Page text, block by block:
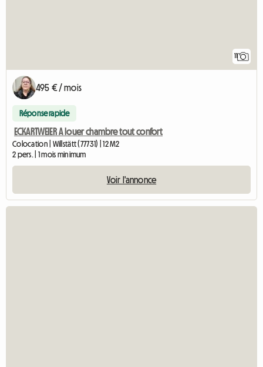
11
495 € / mois
Réponse rapide
ECKARTWEIER A louer chambre tout confort
Colocation | Willstätt (77731) | 12 M2
2 pers. | 1 mois minimum
Voir l'annonce